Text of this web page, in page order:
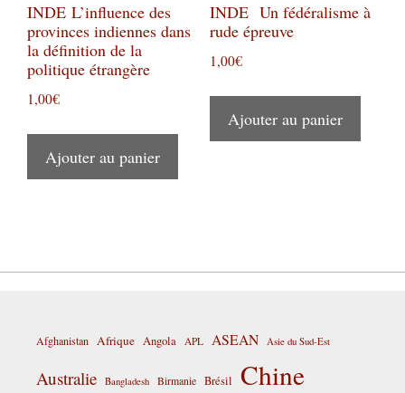
INDE L’influence des
provinces indiennes dans
la définition de la
politique étrangère
1,00€
Ajouter au panier
INDE Un fédéralisme à
rude épreuve
1,00€
Ajouter au panier
Afghanistan Afrique Angola APL ASEAN Asie du Sud-Est
Australie Bangladesh Birmanie Brésil Chine